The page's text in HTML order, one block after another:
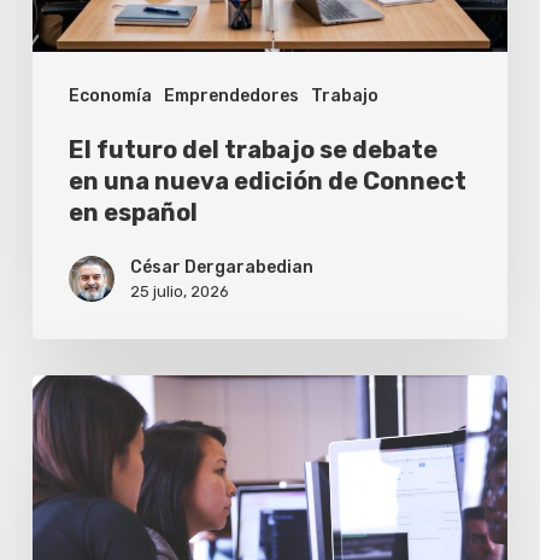
Economía Emprendedores Trabajo
una
nueva
edición
Connect
español
El futuro del trabajo se debate
en una nueva edición de Connect
en español
César Dergarabedian
25 julio, 2026
El
talento
argentino
frente
a